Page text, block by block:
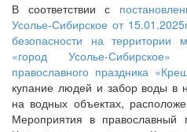
В соответствии с
Усолье-Сибирское от
безопасности на территории
«город Усолье-
православного праздника
купание людей и забор воды в
на водных объектах,
Мероприятия в православный